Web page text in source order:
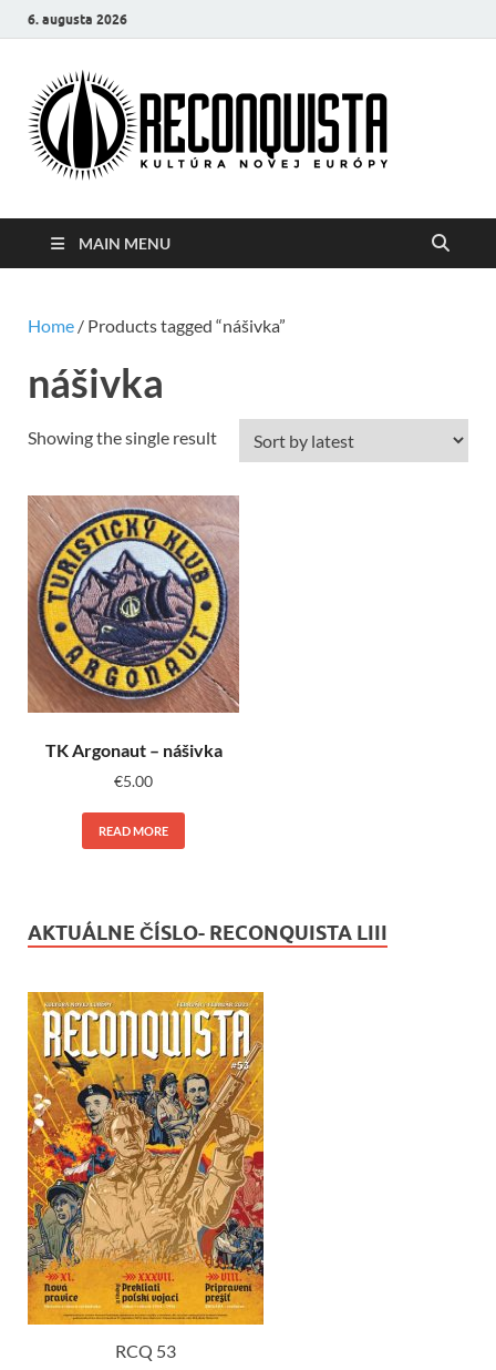
6. augusta 2026
MAIN MENU
Home / Products tagged “nášivka”
nášivka
Showing the single result
TK Argonaut – nášivka
€5.00
READ MORE
AKTUÁLNE ČÍSLO- RECONQUISTA LIII
RCQ 53